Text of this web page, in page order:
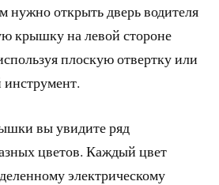
нужно открыть дверь водителя
крышку на левой стороне
плоскую отвертку или
вы увидите ряд
цветов. Каждый цвет
электрическому